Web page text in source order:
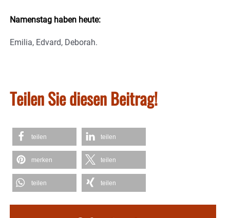
Namenstag haben heute:
Emilia, Edvard, Deborah.
Teilen Sie diesen Beitrag!
teilen teilen
merken teilen
teilen teilen